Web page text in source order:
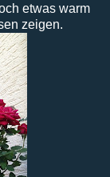
etwas warm
zeigen.